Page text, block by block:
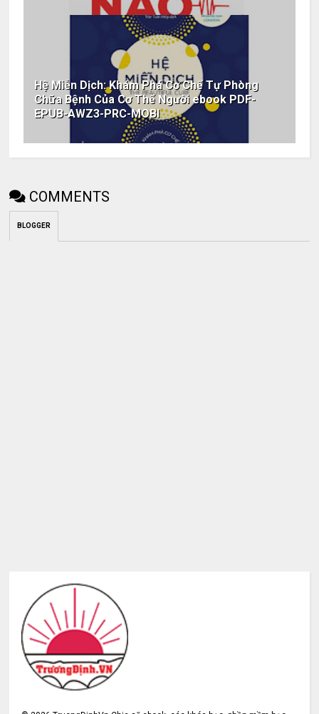
Hệ Miễn Dịch: Khám Phá Cơ Chế Tự Phòng
Chữa Bệnh Của Cơ Thể Người ebook PDF-
EPUB-AWZ3-PRC-MOBI
COMMENTS
BLOGGER